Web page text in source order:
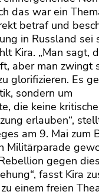
das war ein
betraf und
in Russland sei
Kira. „Man sagt,
aber man zwingt
glorifizieren. Es
sondern um
die keine kritische
erlauben“,
am 9. Mai zum
Militärparade
gegen
fasst Kira
einem freien